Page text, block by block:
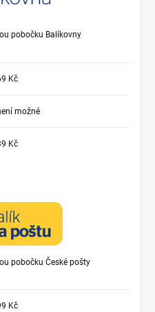
pobočku Balíkovny
Kč
možné
Kč
pobočku České pošty
Kč